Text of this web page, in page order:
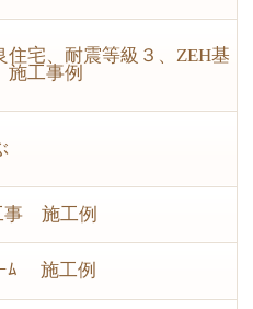
宅、耐震等級３、ZEH基
工事例
事 施工例
ﾑ 施工例